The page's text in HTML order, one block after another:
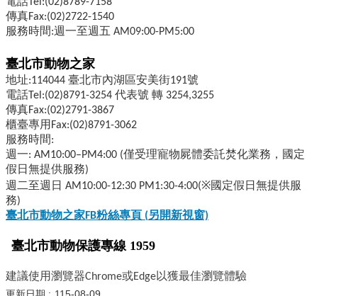
傳真Fax:(02)2722-1540
服務時間:週一至週五 AM09:00-PM5:00
臺北市動物之家
地址:114044 臺北市內湖區安美街191號
電話Tel:(02)8791-3254 代表號 轉 3254,3255
傳真Fax:(02)2791-3867
櫃臺專用Fax:(02)8791-3062
服務時間:
週一: AM10:00–PM4:00 (僅受理寵物屍體委託焚化業務，國定
假日無提供服務)
週二至週日 AM10:00-12:30 PM1:30-4:00(※國定假日無提供服
務)
臺北市動物之家FB粉絲專頁 (另開新視窗)
臺北市動物保護專線 1959
建議使用瀏覽器Chrome或Edge以獲最佳瀏覽體驗